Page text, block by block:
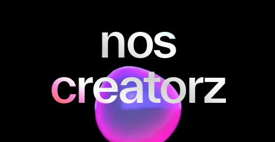
nos
creatorz